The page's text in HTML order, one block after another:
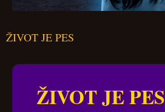
ŽIVOT JE PES
ŽIVOT JE PES